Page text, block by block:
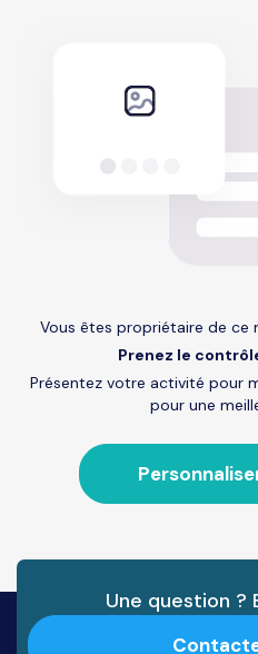
Vous êtes propriétaire de ce
Prenez le
Présentez votre activité pour
pour une
Une question ?